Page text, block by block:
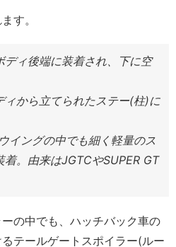
す。
ディ後端に装着され、下に空
ィから立てられたステー(柱)に
イングの中でも細く軽量のス
着。由来はJGTCやSUPER GT
の中でも、ハッチバック車の
テールゲートスポイラー(ルー